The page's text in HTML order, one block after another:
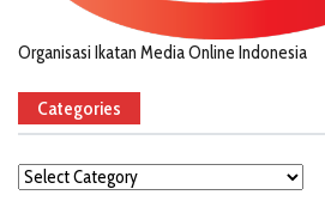
Organisasi Ikatan Media Online Indonesia
Categories
Categories